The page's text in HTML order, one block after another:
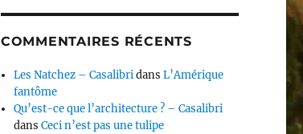
COMMENTAIRES RÉCENTS
Les Natchez – CasalibridansL’Amérique
fantôme
Qu’est-ce que l’architecture ? – Casalibri
dansCeci n’est pas une tulipe